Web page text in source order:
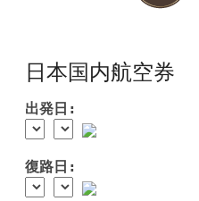
日本国内航空券
出発日:
復路日: